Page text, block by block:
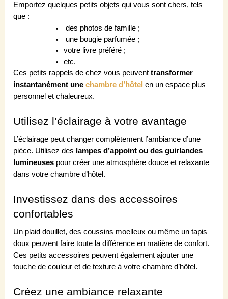
Emportez quelques petits objets qui vous sont chers, tels
que :
des photos de famille ;
une bougie parfumée ;
votre livre préféré ;
etc.
Ces petits rappels de chez vous peuventtransformer
instantanément unechambre d’hôtel en un espace plus
personnel et chaleureux.
Utilisez l’éclairage à votre avantage
L’éclairage peut changer complètement l’ambiance d’une
pièce. Utilisez des lampes d’appoint ou des guirlandes
lumineuses pour créer une atmosphère douce et relaxante
dans votre chambre d’hôtel.
Investissez dans des accessoires
confortables
Un plaid douillet, des coussins moelleux ou même un tapis
doux peuvent faire toute la différence en matière de confort.
Ces petits accessoires peuvent également ajouter une
touche de couleur et de texture à votre chambre d’hôtel.
Créez une ambiance relaxante